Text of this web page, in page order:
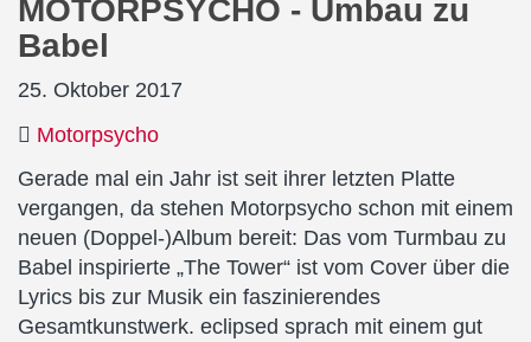
MOTORPSYCHO - Umbau zu
Babel
25. Oktober 2017
Motorpsycho
Gerade mal ein Jahr ist seit ihrer letzten Platte
vergangen, da stehen Motorpsycho schon mit einem
neuen (Doppel-)Album bereit: Das vom Turmbau zu
Babel inspirierte „The Tower“ ist vom Cover über die
Lyrics bis zur Musik ein faszinierendes
Gesamtkunstwerk. eclipsed sprach mit einem gut